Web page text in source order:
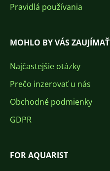
Pravidlá používania
MOHLO BY VÁS ZAUJÍMAŤ
Najčastejšie otázky
Prečo inzerovať u nás
Obchodné podmienky
GDPR
FOR AQUARIST